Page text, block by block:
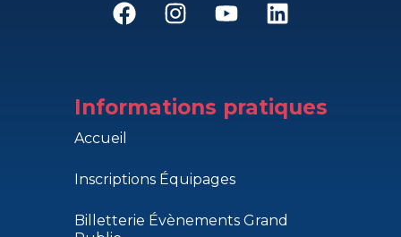
Accueil
Inscriptions Équipages
Billetterie Évènements Grand
Informations pratiques